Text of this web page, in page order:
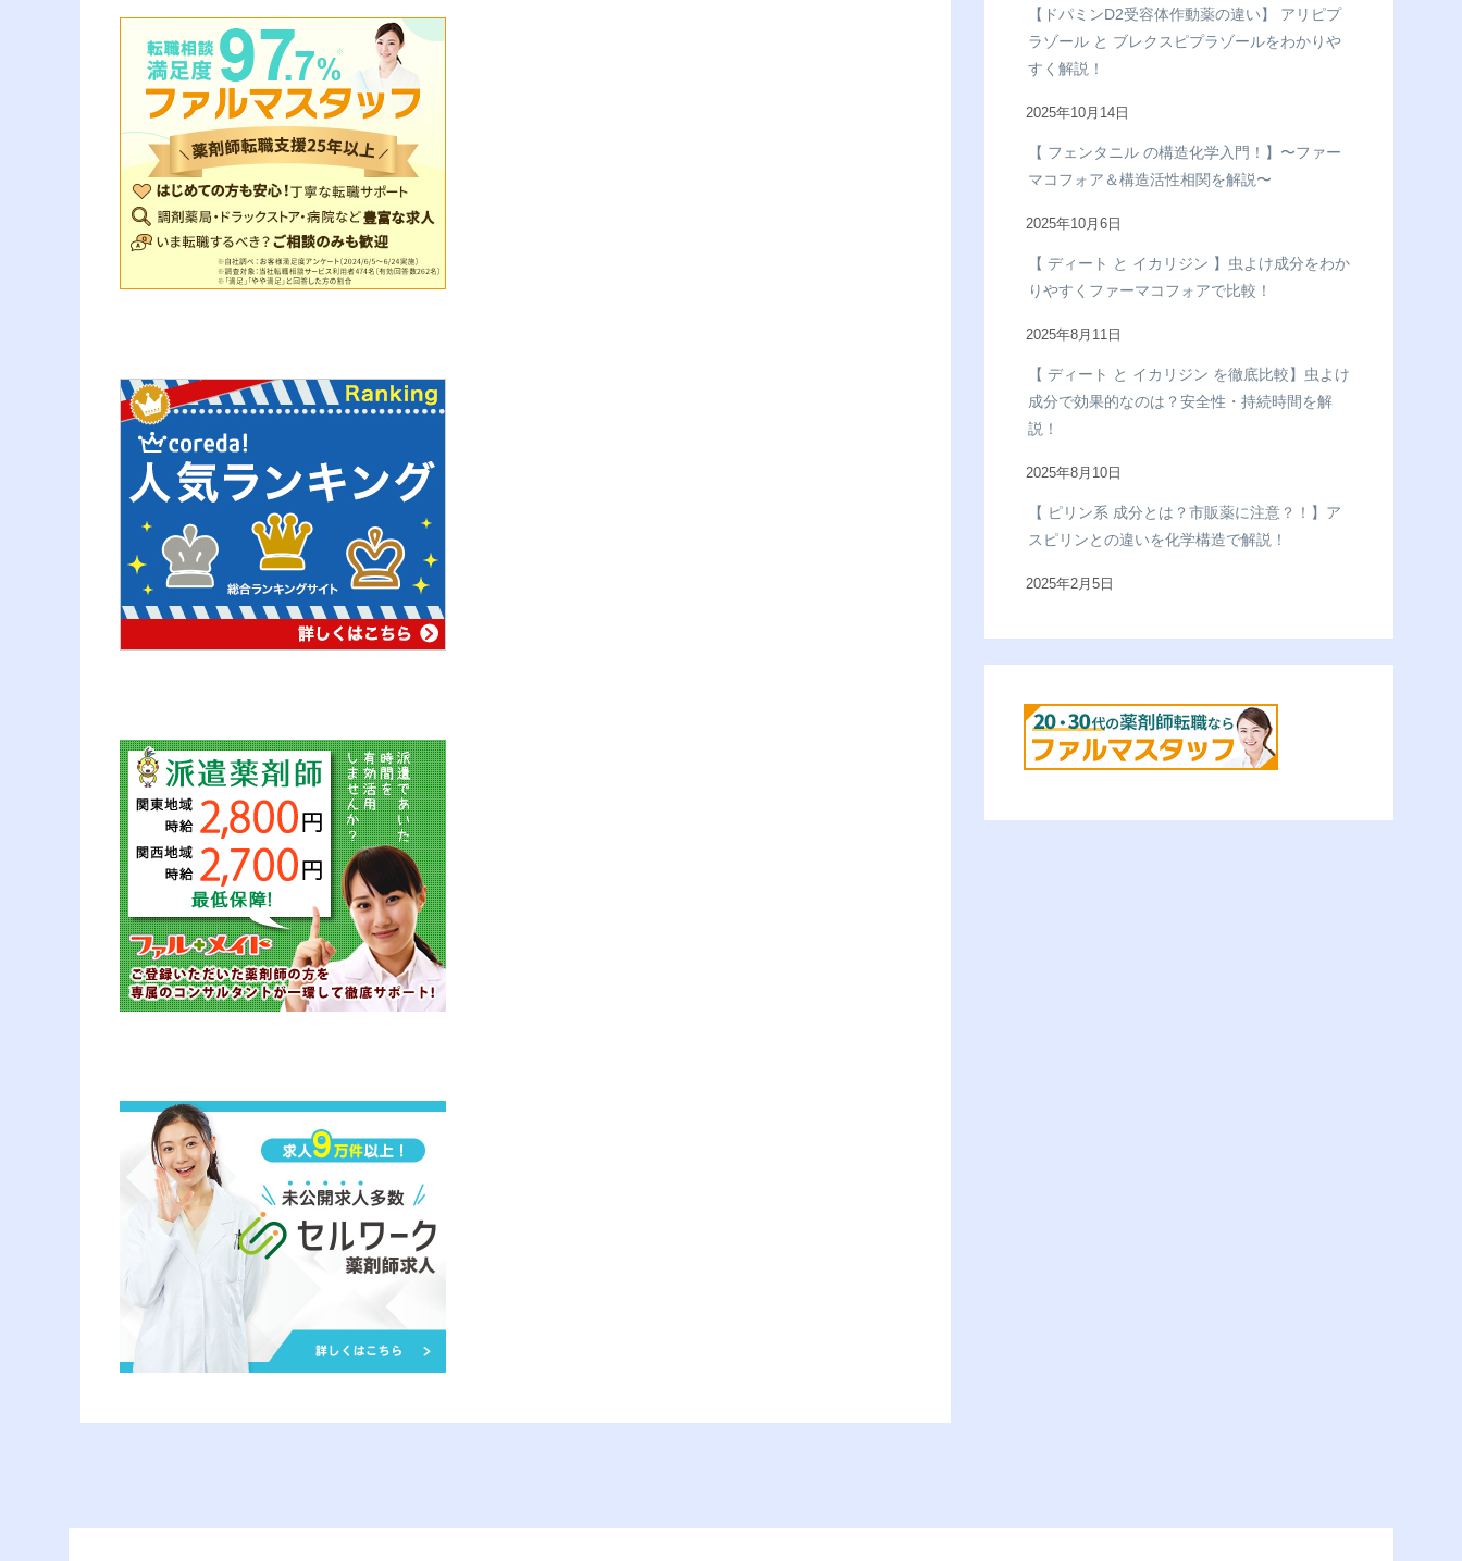
【ドパミンD2受容体作動薬の違い】 アリピプ
ラゾール と ブレクスピプラゾールをわかりや
すく解説！
2025年10月14日
【 フェンタニル の構造化学入門！】〜ファー
マコフォア＆構造活性相関を解説〜
2025年10月6日
【 ディート と イカリジン 】虫よけ成分をわか
りやすくファーマコフォアで比較！
2025年8月11日
【 ディート と イカリジン を徹底比較】虫よけ
成分で効果的なのは？安全性・持続時間を解
説！
2025年8月10日
【 ピリン系 成分とは？市販薬に注意？！】ア
スピリンとの違いを化学構造で解説！
2025年2月5日